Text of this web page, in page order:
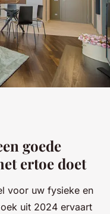
goede
ertoe doet
voor uw fysieke en
uit 2024 ervaart